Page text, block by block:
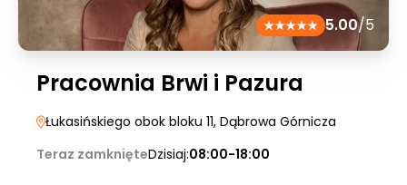
5.00/5
Pracownia Brwi i Pazura
Łukasińskiego obok bloku 11, Dąbrowa Górnicza
Teraz zamknięteDzisiaj:08:00-18:00